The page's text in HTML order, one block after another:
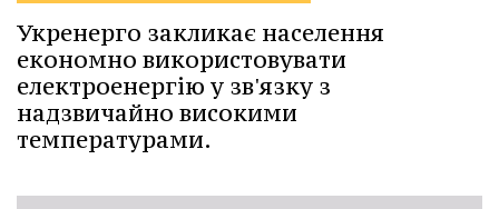
Укренерго закликає населення
економно використовувати
електроенергію у зв'язку з
надзвичайно високими
температурами.